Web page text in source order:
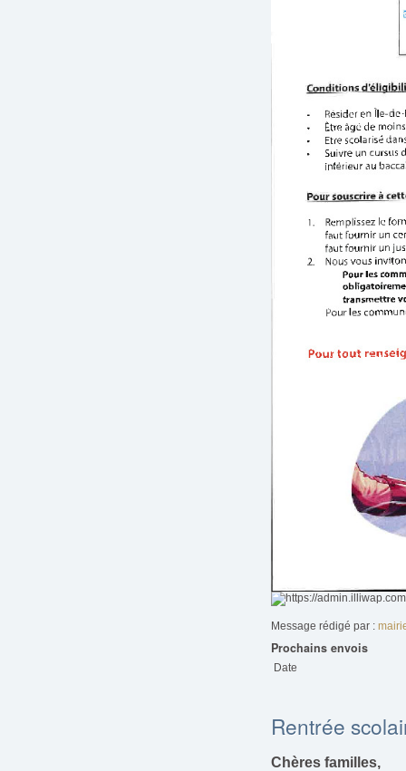
Message rédigé par :
Prochains envois
Date
Rentrée
Chères familles,